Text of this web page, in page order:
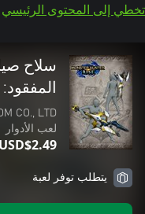
تخطي إلى المحتوى الرئيسي
سلاح
CO., LTD.
لعب الأدوار
USD$2.49
يتطلب توفر لعبة